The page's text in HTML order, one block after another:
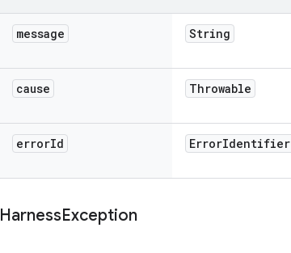
message String
cause Throwable
errorId ErrorIdentifier
HarnessException